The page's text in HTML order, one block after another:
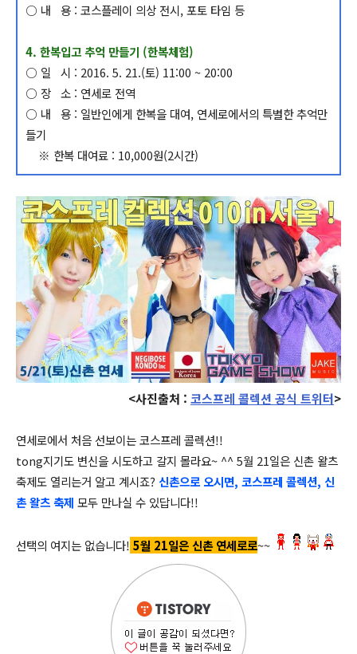
○ 내 용 : 코스플레이 의상 전시, 포토 타임 등
4. 한복입고 추억 만들기 (한복체험)
○ 일 시 : 2016. 5. 21.(토) 11:00 ~ 20:00
○ 장 소 : 연세로 전역
○ 내 용 : 일반인에게 한복을 대여, 연세로에서의 특별한 추억만
들기
※ 한복 대여료 : 10,000원(2시간)
<사진출처 : 코스프레 콜렉션 공식 트위터>
연세로에서 처음 선보이는 코스프레 콜렉션!!
tong지기도 변신을 시도하고 갈지 몰라요~ ^^ 5월 21일은 신촌 왈츠
축제도 열리는거 알고 계시죠? 신촌으로 오시면, 코스프레 콜렉션, 신
촌 왈츠 축제 모두 만나실 수 있답니다!!
선택의 여지는 없습니다! 5월 21일은 신촌 연세로로~~